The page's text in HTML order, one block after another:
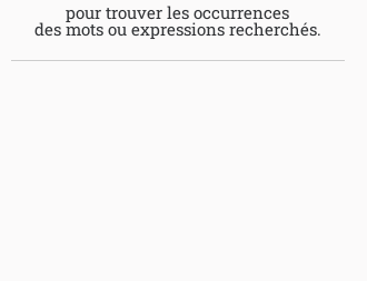
pour trouver les occurrences
des mots ou expressions recherchés.